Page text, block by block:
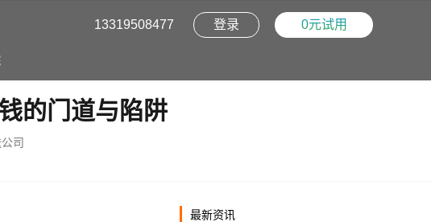
13319508477 登录 0元试用
的门道与陷阱
司
最新资讯